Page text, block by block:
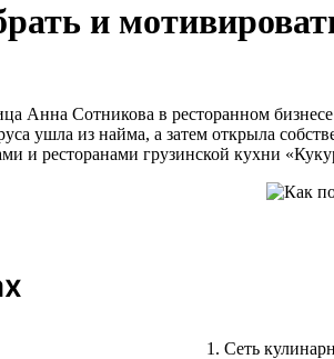
и
Анна Сотникова в ресторанном
ушла из найма, а затем открыла
и ресторанами грузинской кухни
1. Сеть